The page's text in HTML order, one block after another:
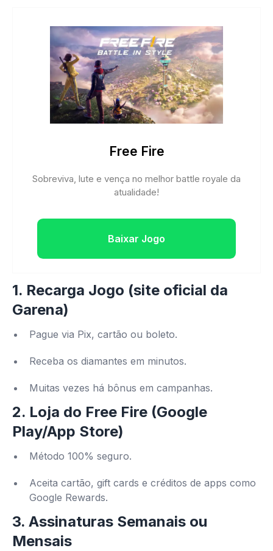
Free Fire
Sobreviva, lute e vença no melhor battle royale da
atualidade!
Baixar Jogo
1. Recarga Jogo (site oficial da
Garena)
Pague via Pix, cartão ou boleto.
Receba os diamantes em minutos.
Muitas vezes há bônus em campanhas.
2. Loja do Free Fire (Google
Play/App Store)
Método 100% seguro.
Aceita cartão, gift cards e créditos de apps como
Google Rewards.
3. Assinaturas Semanais ou
Mensais